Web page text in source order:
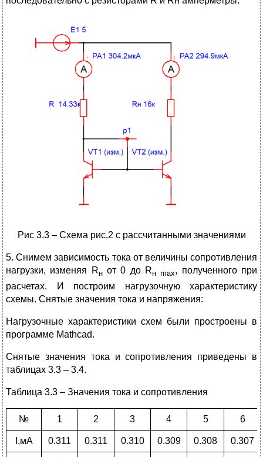
Рис 3.3 – Схема рис.2 с рассчитанными значениями
5. Снимем зависимость тока от величины сопротивления
нагрузки, изменяя Rнот 0 до Rнmax, полученного при
расчетах. И построим нагрузочную характеристику
схемы. Снятые значения тока и напряжения:
Нагрузочные характеристики схем были простроены в
программе Mathcad.
Снятые значения тока и сопротивления приведены в
таблицах 3.3 – 3.4.
Таблица 3.3 – Значения тока и сопротивления
№ 1 2 3 4 5 6
I,мА 0.311 0.311 0.310 0.309 0.308 0.307